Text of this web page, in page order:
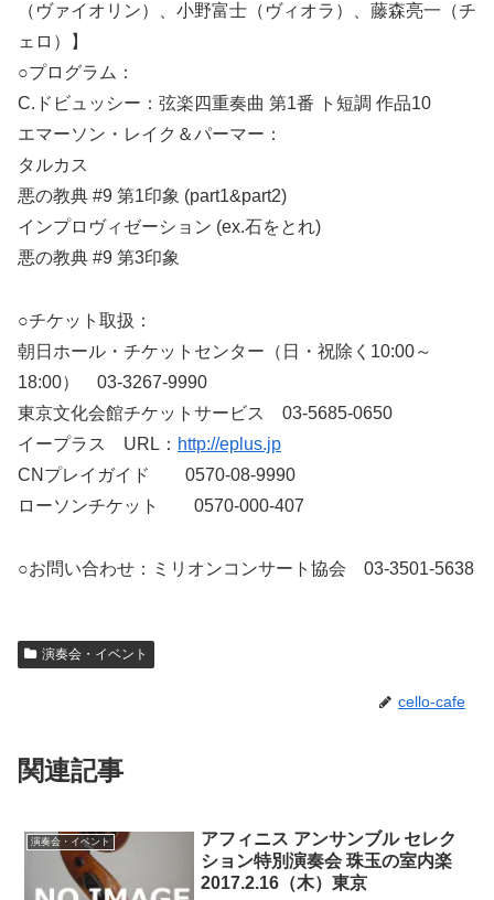
（ヴァイオリン）、小野富士（ヴィオラ）、藤森亮一（チ
ェロ）】
○プログラム：
C.ドビュッシー：弦楽四重奏曲 第1番 ト短調 作品10
エマーソン・レイク＆パーマー：
タルカス
悪の教典 #9 第1印象 (part1&part2)
インプロヴィゼーション (ex.石をとれ)
悪の教典 #9 第3印象
○チケット取扱：
朝日ホール・チケットセンター（日・祝除く10:00～
18:00） 03-3267-9990
東京文化会館チケットサービス 03-5685-0650
イープラス URL： http://eplus.jp
CNプレイガイド 0570-08-9990
ローソンチケット 0570-000-407
○お問い合わせ：ミリオンコンサート協会 03-3501-5638
演奏会・イベント
cello-cafe
関連記事
演奏会・イベント
アフィニス アンサンブル セレク
ション特別演奏会 珠玉の室内楽
2017.2.16（木）東京